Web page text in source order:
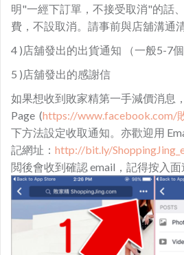
明"一經下訂單，不接受取消"的話
費，不設取消。請事前與店舖溝通
4 )店舖發出的出貨通知 （一般5-7個
5 )店舖發出的感謝信
如果想收到敗家精第一手減價消息
Page (https://www.facebook.com/
下方法設定收取通知。亦歡迎用
記網址： http://bit.ly/
閲後會收到確認 email，記得按入